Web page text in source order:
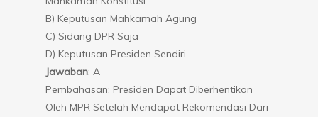
B) Keputusan Mahkamah Agung
C) Sidang DPR Saja
D) Keputusan Presiden Sendiri
Jawaban: A
Pembahasan: Presiden Dapat Diberhentikan
Oleh MPR Setelah Mendapat Rekomendasi Dari